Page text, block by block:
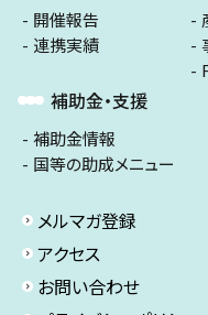
開催報告
連携実績
補助金・支援
補助金情報
国等の助成メニュー
メルマガ登録
アクセス
お問い合わせ